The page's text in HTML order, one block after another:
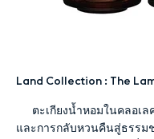
Land Collection : The
ตะเกียงน้ำหอมในคลอเล
และการกลับหวนคืนสู่ธรรม